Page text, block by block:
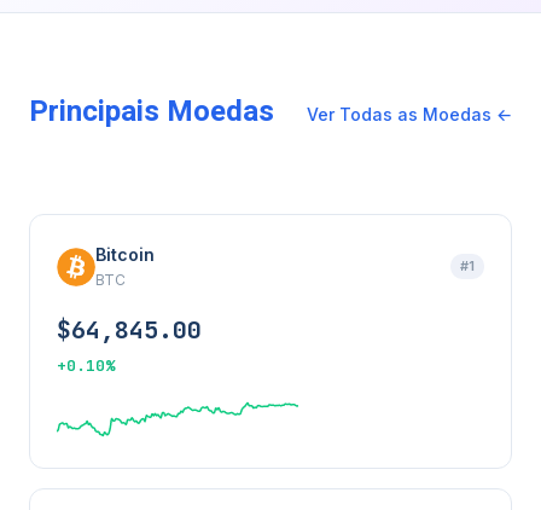
Principais Moedas Ver Todas as Moedas ←
Bitcoin
BTC
#1
$64,845.00
+0.10%